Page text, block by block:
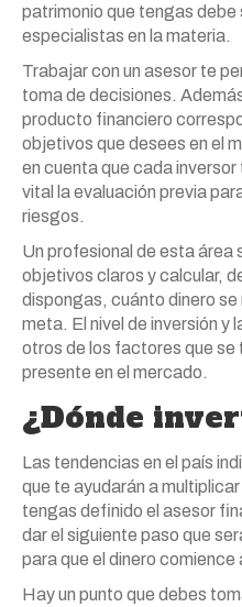
patrimonio que tengas
especialistas en la materia.
Trabajar con un asesor te
toma de decisiones.
producto financiero
objetivos que desees en el
en cuenta que cada
vital la evaluación previa
riesgos.
Un profesional de esta
objetivos claros y calcular,
dispongas, cuánto dinero
meta. El nivel de inversión y
otros de los factores que
presente en el mercado.
¿Dónde
Las tendencias en el país
que te ayudarán a
tengas definido el asesor
dar el siguiente paso que
para que el dinero comience
Hay un punto que debes